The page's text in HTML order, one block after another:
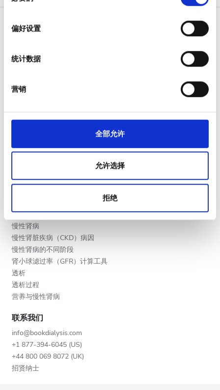
我们使用 Cookie 来制作贴合用户需求的内容与广告、提供
体、广告和分析合作伙伴分享您对我们网站的使用情况，
偏好设置
统计数据
营销
全部允许
允许选择
拒绝
200 - 300 欧元
班次
下午
评分
好
优秀
病人
为什么选择 bookdialysis.com
团体咨询
全部目的地
V.I.P. 尊享計劃
提供者的福利
教育
慢性肾病
慢性肾脏疾病（CKD）病因
慢性肾病的不同阶段
肾小球滤过率（GFR）计算工具
透析
透析过程
营养与慢性肾病
联系我们
info@bookdialysis.com
+1 877-394-6045 (US)
+44 800 069 8072 (UK)
招贤纳士